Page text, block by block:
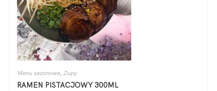
Menu sezonowe,Zupy
RAMEN PISTACJOWY 300ML